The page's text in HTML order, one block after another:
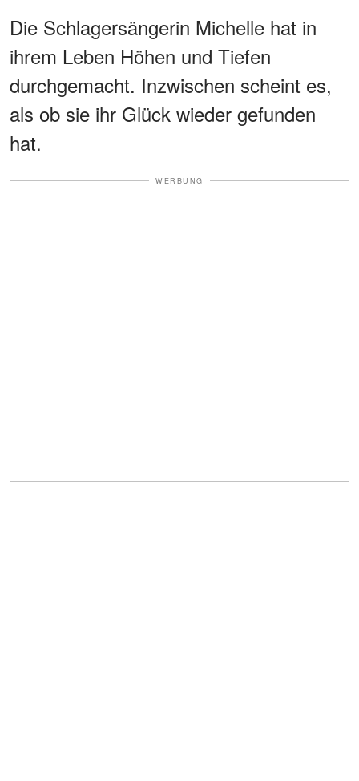
Die Schlagersängerin Michelle hat in
ihrem Leben Höhen und Tiefen
durchgemacht. Inzwischen scheint es,
als ob sie ihr Glück wieder gefunden
hat.
WERBUNG